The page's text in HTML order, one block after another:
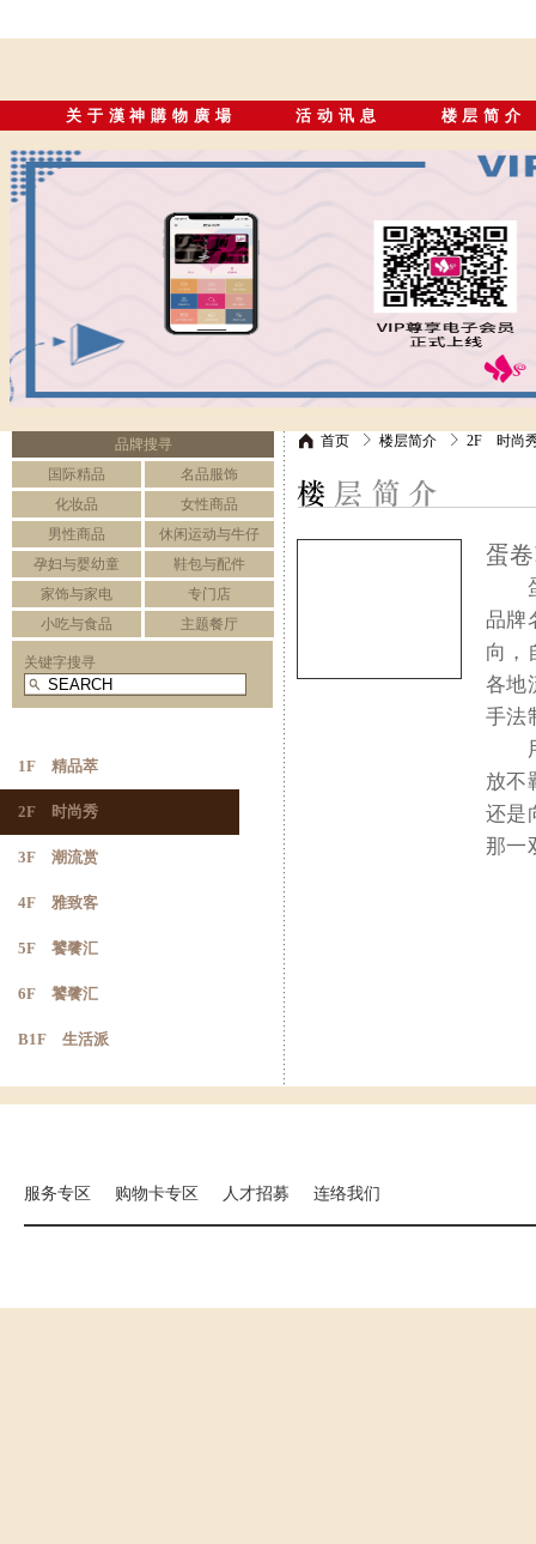
关于漢神購物廣場 活动讯息 楼层简介
品牌搜寻
国际精品
名品服饰
化妆品
女性商品
男性商品
休闲运动与牛仔
孕妇与婴幼童
鞋包与配件
家饰与家电
专门店
小吃与食品
主题餐厅
关键字搜寻
1F 精品萃
2F 时尚秀
3F 潮流赏
4F 雅致客
5F 饕餮汇
6F 饕餮汇
B1F 生活派
首页 楼层简介 2F 时尚
蛋
蛋
品牌
向，
各地
手法
用“
放不
还是
那一
服务专区 购物卡专区 人才招募 连络我们